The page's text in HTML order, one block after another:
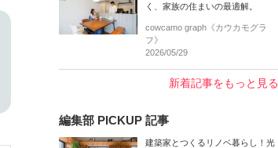
く、家族の住まいの最適解。
cowcamo graph《カウカモグラ
フ》
2026/05/29
新着記事をもっと見る
編集部 PICKUP 記事
建築家とつくるリノベ暮らし！光